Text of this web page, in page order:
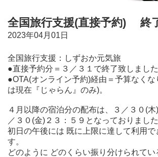
全国旅行支援(直接予約) 終
2023年04月01日
全国旅行支援：しずおか元気旅
●直接予約分＝３／３１で終了致しました
●OTA(オンライン予約)経由＝予算なくな
は現在『じゃらん』のみ)。
４月以降の宿泊分の配布は、３／３０(木
／３０(金)２３：５９となっておりました
初日の午後には 既に上限に達して利用で
す。
どのように どのくらい振り分けられて